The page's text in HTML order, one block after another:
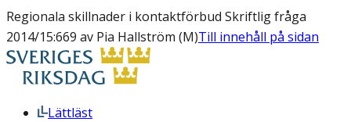
Regionala skillnader i kontaktförbud Skriftlig fråga
2014/15:669 av Pia Hallström (M)Till innehåll på sidan
Lättläst